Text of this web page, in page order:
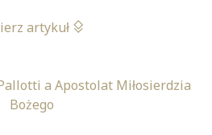
artykuł
a Apostolat Miłosierdzia
Bożego